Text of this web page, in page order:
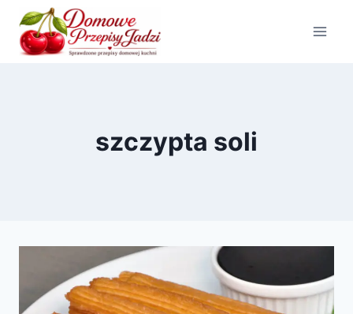
Przejdź
treści
szczypta soli